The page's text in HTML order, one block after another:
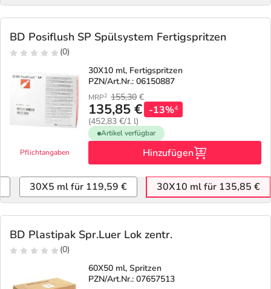
BD Posiflush SP Spülsystem Fertigspritzen
(0)
Pflichtangaben
30X10 ml, Fertigspritzen
PZN/Art.Nr.: 06150887
MRP2 155,30 €
135,85 €
(452,83 €/1 l)
-13%4
Artikel verfügbar
Hinzufügen
30X5 ml für 119,59 € 30X10 ml für 135,85 €
BD Plastipak Spr.Luer Lok zentr.
(0)
60X50 ml, Spritzen
PZN/Art.Nr.: 07657513